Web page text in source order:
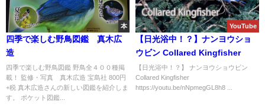
本
四季で楽しむ野鳥図鑑 真木広
造
四季で楽しむ野鳥図鑑 野鳥全４００種掲
載！ 監修・写真 真木広造 宝島社 800円
+税 真木広造さんの新しい図鑑を紹介しま
す。 ポケット図鑑...
YouTube
【日光浴中！？】ナンヨウショ
ウビン Collared Kingfisher
【日光浴中！？】 ナンヨウショウビン
Collared Kingfisher
https://youtu.be/nNpmegGL8h8 ...